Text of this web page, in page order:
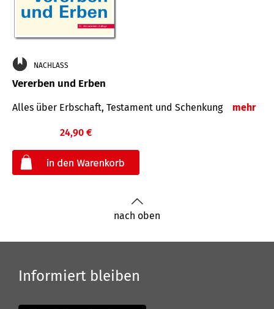
NACHLASS
Vererben und Erben
Alles über Erbschaft, Testament und Schenkung mehr
24,90 €
nach oben
Informiert bleiben